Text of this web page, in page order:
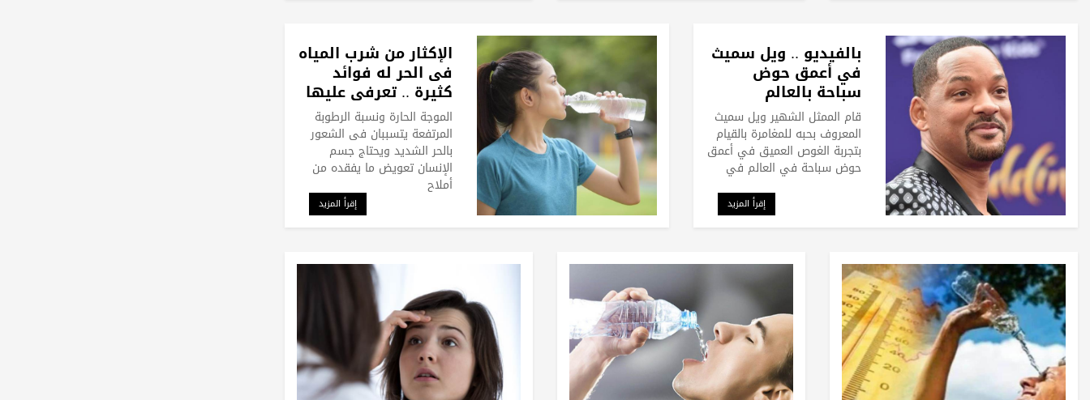
بالفيديو .. ويل سميث
في أعمق حوض
سباحة بالعالم
قام الممثل الشهير ويل سميث
المعروف بحبه للمغامرة بالقيام
بتجربة الغوص العميق في أعمق
حوض سباحة في العالم في
إقرأ المزيد
الإكثار من شرب المياه
فى الحر له فوائد
كثيرة .. تعرفي عليها
الموجة الحارة ونسبة الرطوبة
المرتفعة يتسببان فى الشعور
بالحر الشديد ويحتاج جسم
الإنسان تعويض ما يفقده من
أملاح
إقرأ المزيد